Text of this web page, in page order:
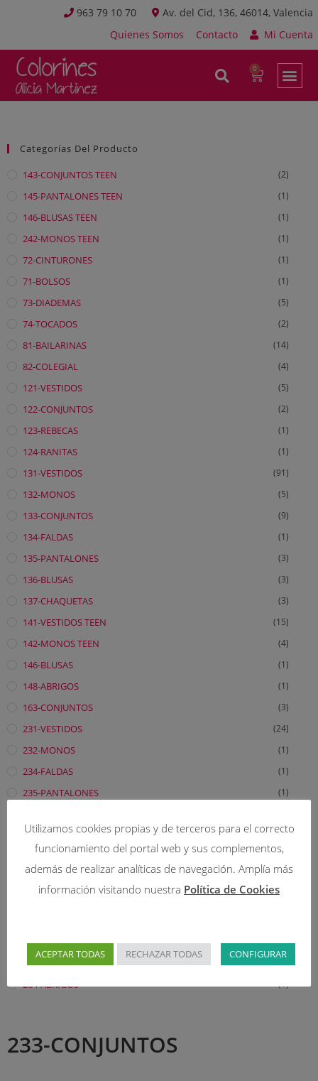
963 79 10 70
Av. del Cid, 136, 46014, Valencia
Quienes Somos
Contacto Mi Cuenta
Categorías Del Producto
143-CONJUNTOS TEEN (2)
145-PANTALONES TEEN (1)
146-BLUSAS TEEN (1)
242-MONOS TEEN (1)
72-CINTURONES (1)
71-BOLSOS (1)
73-DIADEMAS (5)
74-TOCADOS (2)
81-BAILARINAS (14)
82-COLEGIAL (4)
121-VESTIDOS (5)
122-CONJUNTOS (2)
123-REBECAS (1)
124-RANITAS (1)
131-VESTIDOS (91)
132-MONOS (5)
133-CONJUNTOS (9)
134-FALDAS (1)
135-PANTALONES (3)
136-BLUSAS (3)
137-CHAQUETAS (3)
141-VESTIDOS TEEN (15)
142-MONOS TEEN (4)
146-BLUSAS (1)
148-ABRIGOS (1)
163-CONJUNTOS (3)
231-VESTIDOS (24)
232-MONOS (1)
234-FALDAS (1)
235-PANTALONES (1)
238-ABRIGOS (5)
241-VESTIDOS TEEN (3)
(1)
248-ABRIGOS (1)
252-MONOS (1)
264-ABRIGOS (1)
233-CONJUNTOS
Utilizamos cookies propias y de terceros para el correcto
funcionamiento del portal web y sus complementos,
además de realizar analíticas de navegación. Amplía más
información visitando nuestra Política de Cookies
ACEPTAR TODAS RECHAZAR TODAS CONFIGURAR